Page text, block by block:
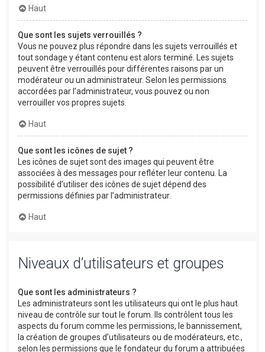
Haut
Que sont les sujets verrouillés ?
Vous ne pouvez plus répondre dans les sujets verrouillés et
tout sondage y étant contenu est alors terminé. Les sujets
peuvent être verrouillés pour différentes raisons par un
modérateur ou un administrateur. Selon les permissions
accordées par l’administrateur, vous pouvez ou non
verrouiller vos propres sujets.
Haut
Que sont les icônes de sujet ?
Les icônes de sujet sont des images qui peuvent être
associées à des messages pour refléter leur contenu. La
possibilité d’utiliser des icônes de sujet dépend des
permissions définies par l’administrateur.
Haut
Niveaux d’utilisateurs et groupes
Que sont les administrateurs ?
Les administrateurs sont les utilisateurs qui ont le plus haut
niveau de contrôle sur tout le forum. Ils contrôlent tous les
aspects du forum comme les permissions, le bannissement,
la création de groupes d’utilisateurs ou de modérateurs, etc.,
selon les permissions que le fondateur du forum a attribuées